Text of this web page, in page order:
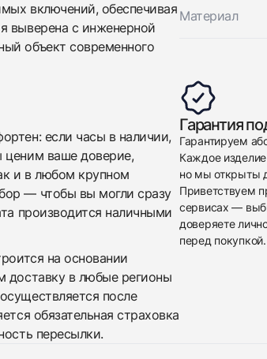
включений, обеспечивая
выверена с инженерной
объект современного
Материал
если часы в наличии,
ваше доверие,
и в любом крупном
— чтобы вы могли сразу
производится наличными
на основании
доставку в любые регионы
после
обязательная страховка
пересылки.
Гарантия
Гарантируем
Каждое
но мы открыты
Приветствуем
сервисах —
доверяете
перед покупкой.
Приложите фото ваших часов…
Отправить заявку